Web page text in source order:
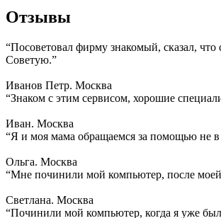
Отзывы
“Посоветовал фирму знакомый, сказал,
Советую.”
Иванов Петр. Москва
“Знаком с этим сервисом, хорошие
Иван. Москва
“Я и моя мама обращаемся за помощью не в
Ольга. Москва
“Мне починили мой компьютер, после
Светлана. Москва
“Починили мой компьютер, когда я уже